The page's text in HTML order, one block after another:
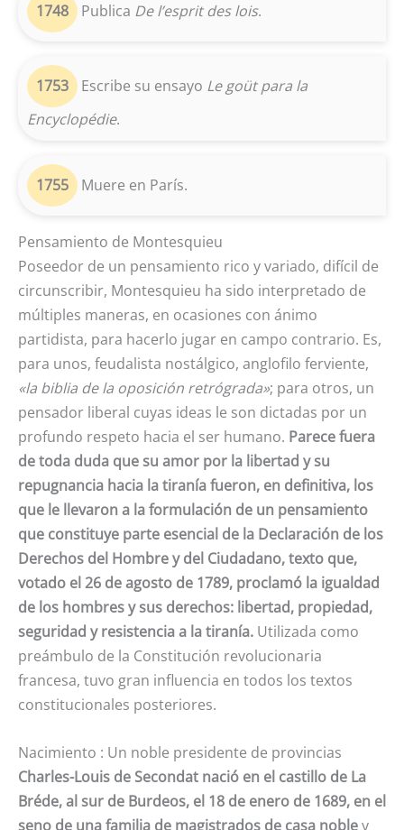
1748 Publica De l’esprit des lois.
1753 Escribe su ensayo Le goüt para la
Encyclopédie.
1755 Muere en París.
Pensamiento de Montesquieu
Poseedor de un pensamiento rico y variado, difícil de
circunscribir, Montesquieu ha sido interpretado de
múltiples maneras, en ocasiones con ánimo
partidista, para hacerlo jugar en campo contrario. Es,
para unos, feudalista nostálgico, anglofilo ferviente,
«la biblia de la oposición retrógrada»; para otros, un
pensador liberal cuyas ideas le son dictadas por un
profundo respeto hacia el ser humano. Parece fuera
de toda duda que su amor por la libertad y su
repugnancia hacia la tiranía fueron, en definitiva, los
que le llevaron a la formulación de un pensamiento
que constituye parte esencial de la Declaración de los
Derechos del Hombre y del Ciudadano, texto que,
votado el 26 de agosto de 1789, proclamó la igualdad
de los hombres y sus derechos: libertad, propiedad,
seguridad y resistencia a la tiranía. Utilizada como
preámbulo de la Constitución revolucionaria
francesa, tuvo gran influencia en todos los textos
constitucionales posteriores.
Nacimiento : Un noble presidente de provincias
Charles-Louis de Secondat nació en el castillo de La
Bréde, al sur de Burdeos, el 18 de enero de 1689, en el
seno de una familia de magistrados de casa nobley